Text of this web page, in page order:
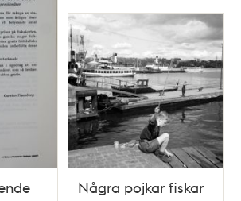
Några pojkar fiskar